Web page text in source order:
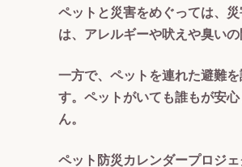
ペットと災害をめぐっては、
は、アレルギーや吠えや臭い
一方で、ペットを連れた避難
す。ペットがいても誰もが安
ん。
ペット防災カレンダープロジェ